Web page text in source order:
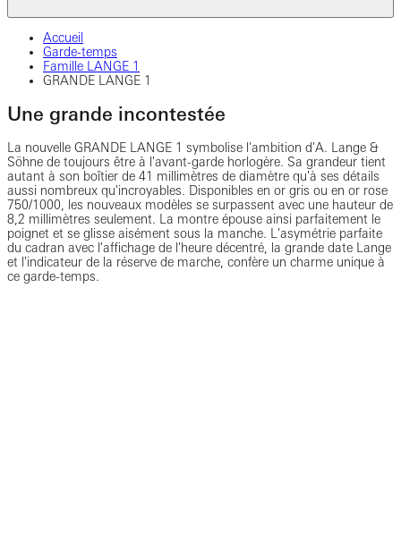
Accueil
Garde-temps
Famille LANGE 1
GRANDE LANGE 1
Une grande incontestée
La nouvelle GRANDE LANGE 1 symbolise l'ambition d'A. Lange &
Söhne de toujours être à l'avant-garde horlogère. Sa grandeur tient
autant à son boîtier de 41 millimètres de diamètre qu'à ses détails
aussi nombreux qu'incroyables. Disponibles en or gris ou en or rose
750/1000, les nouveaux modèles se surpassent avec une hauteur de
8,2 millimètres seulement. La montre épouse ainsi parfaitement le
poignet et se glisse aisément sous la manche. L'asymétrie parfaite
du cadran avec l'affichage de l'heure décentré, la grande date Lange
et l'indicateur de la réserve de marche, confère un charme unique à
ce garde-temps.